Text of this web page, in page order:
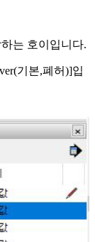
는 호이입니다.
기본,폐허)]입